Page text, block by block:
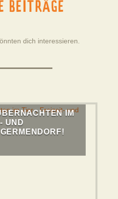
BEITRÄGE
dich interessieren.
IM
UND